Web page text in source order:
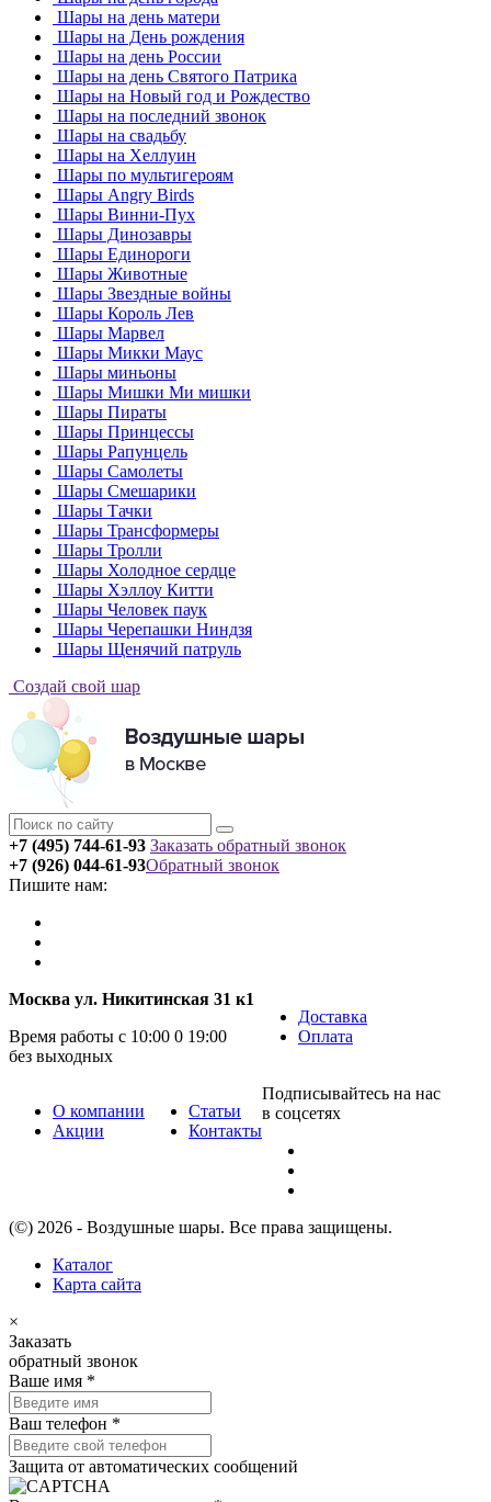
Шары на день матери
Шары на День рождения
Шары на день России
Шары на день Святого Патрика
Шары на Новый год и Рождество
Шары на последний звонок
Шары на свадьбу
Шары на Хеллуин
Шары по мультигероям
Шары Angry Birds
Шары Винни-Пух
Шары Динозавры
Шары Единороги
Шары Животные
Шары Звездные войны
Шары Король Лев
Шары Марвел
Шары Микки Маус
Шары миньоны
Шары Мишки Ми мишки
Шары Пираты
Шары Принцессы
Шары Рапунцель
Шары Самолеты
Шары Смешарики
Шары Тачки
Шары Трансформеры
Шары Тролли
Шары Холодное сердце
Шары Хэллоу Китти
Шары Человек паук
Шары Черепашки Ниндзя
Шары Щенячий патруль
Создай свой шар
+7 (495) 744-61-93 Заказать обратный звонок
+7 (926) 044-61-93
Пишите нам:
Обратный звонок
Москва ул. Никитинская 31 к1
Время работы с 10:00 0 19:00
без выходных
Доставка
Оплата
О компании
Акции
Статьи
Контакты
Подписывайтесь на нас
в соцсетях
(©) 2026 - Воздушные шары. Все права защищены.
Каталог
Карта сайта
×
Заказать
обратный звонок
Ваше имя *
Ваш телефон *
Защита от автоматических сообщений